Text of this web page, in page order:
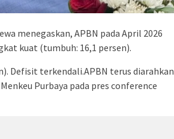
menegaskan, APBN pada April 2026
kuat (tumbuh: 16,1 persen).
Defisit terkendali.APBN terus diarahkan
Purbaya pada pres conference